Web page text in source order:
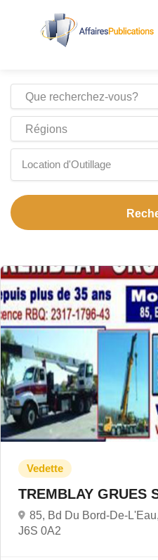
Location d'Outillage
TREMBLAY GRUES
85, Bd Du Bord-De-
J6S 0A2